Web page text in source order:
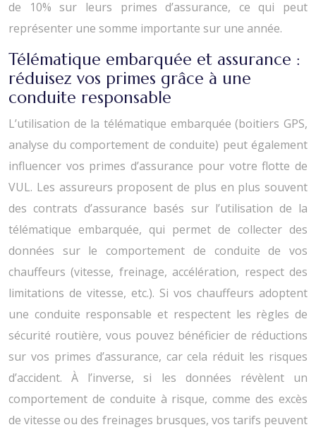
de 10% sur leurs primes d’assurance, ce qui peut
représenter une somme importante sur une année.
Télématique embarquée et assurance :
réduisez vos primes grâce à une
conduite responsable
L’utilisation de la télématique embarquée (boitiers GPS,
analyse du comportement de conduite) peut également
influencer vos primes d’assurance pour votre flotte de
VUL. Les assureurs proposent de plus en plus souvent
des contrats d’assurance basés sur l’utilisation de la
télématique embarquée, qui permet de collecter des
données sur le comportement de conduite de vos
chauffeurs (vitesse, freinage, accélération, respect des
limitations de vitesse, etc.). Si vos chauffeurs adoptent
une conduite responsable et respectent les règles de
sécurité routière, vous pouvez bénéficier de réductions
sur vos primes d’assurance, car cela réduit les risques
d’accident. À l’inverse, si les données révèlent un
comportement de conduite à risque, comme des excès
de vitesse ou des freinages brusques, vos tarifs peuvent